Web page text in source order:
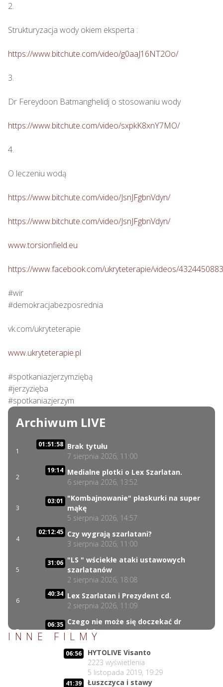
2.
Strukturyzacja wody okiem eksperta :
https://www.bitchute.com/video/g0aaJ16NT2Oo/
3.
Dr Fereydoon Batmanghelidj o stosowaniu wody
https://www.bitchute.com/video/sxpkK8xnY7MO/
4.
O leczeniu wodą
https://www.bitchute.com/video/JsnJFgbnVdyn/
https://www.bitchute.com/video/JsnJFgbnVdyn/
www.torsionfield.eu
https://www.facebook.com/ukryteterapie/videos/
#wir
#demokracjabezposrednia
vk.com/ukryteterapie
www.ukryteterapie.pl
#spotkaniazjerzymziębą
#jerzyzięba
#spotkaniazjerzym
Archiwum LIVE
1
01:51:58 Brak tytułu
7 sierpnia 2026, 11:00
2
19:14 Medialne plotki o Lex Szarlatan.
6 sierpnia 2026, 13:52
3
03:01
"Kombajnowanie" płaskurki na super
mąkę
5 sierpnia 2026, 14:57
4
02:12:45 Czy wygrają szarlatani?
3 sierpnia 2026, 11:00
5
31:06 "LS " wściekłe ataki ustawowych
szarlatanów
2 sierpnia 2026, 18:08
6
40:34 Lex Szarlatan i Prezydent cd.
2 sierpnia 2026, 11:09
7
06:35 Czego nie może się doczekać dr
Suwała?
1 sierpnia 2026, 16:01
Szczepionkowa bańka w końcu pękła!
1 sierpnia 2026, 10:02
NIESPODZIANKA u Prezydenta
INNE FILMY
06:56
HYTOLIVE Visanto
2223 wyświetlenia
5 listopada 2019, 19:29
41:39
Łuszczyca i stawy